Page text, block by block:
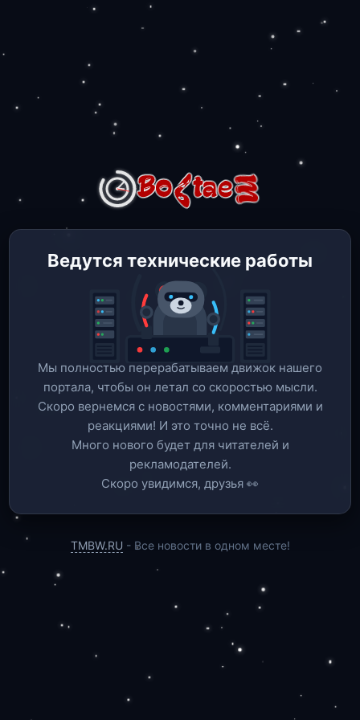
Ведутся технические работы
Мы полностью перерабатываем движок нашего
портала, чтобы он летал со скоростью мысли.
Скоро вернемся c новостями, комментариями и
реакциями! И это точно не всё.
Много нового будет для читателей и
рекламодателей.
Скоро увидимся, друзья 👀
TMBW.RU - Все новости в одном месте!